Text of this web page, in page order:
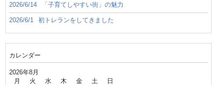
2026/6/14 「子育てしやすい街」の魅力
2026/6/1 初トレランをしてきました
カレンダー
2026年8月
月 火 水 木 金 土 日